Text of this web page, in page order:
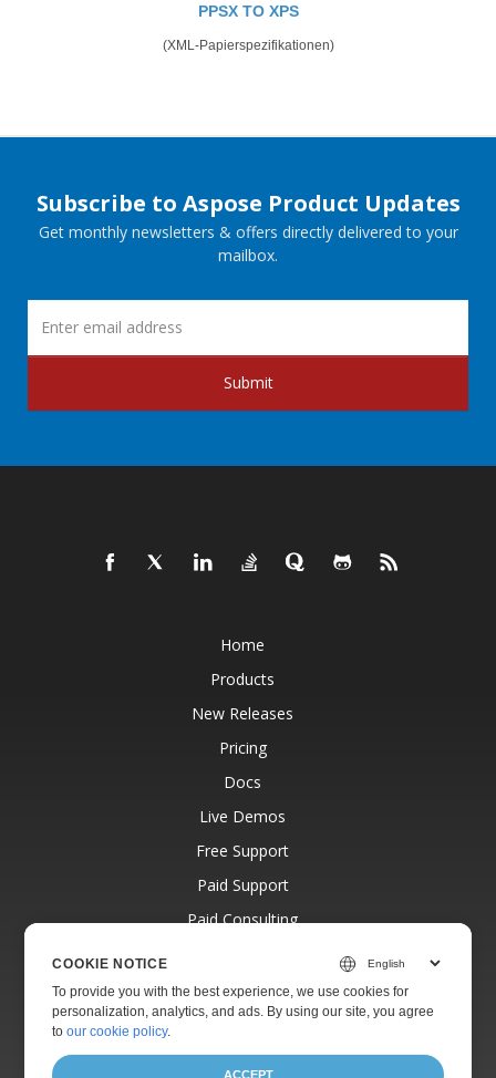
PPSX TO XPS
(XML-Papierspezifikationen)
Subscribe to Aspose Product Updates
Get monthly newsletters & offers directly delivered to your
mailbox.
Submit
Home
Products
New Releases
Pricing
Docs
Live Demos
Free Support
Paid Support
Paid Consulting
Websites
About
COOKIE NOTICE
To provide you with the best experience, we use cookies for
personalization, analytics, and ads. By using our site, you agree
toour cookie policy.
ACCEPT